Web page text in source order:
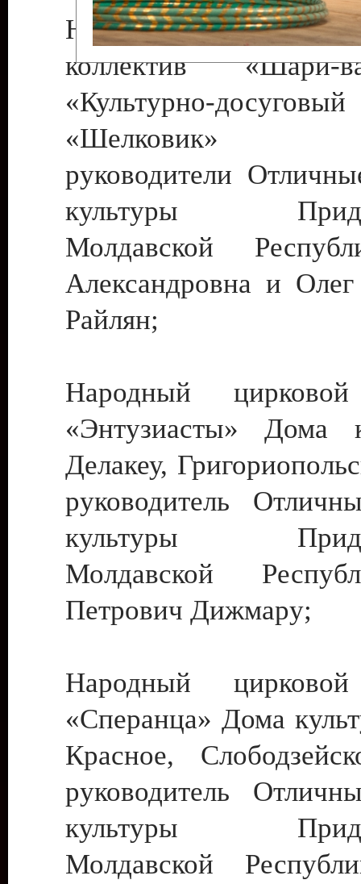
Народный цирковой
коллектив
«Культурно-
«Шелковик»
руководители
культуры
Молдавской
Александровна и
Райлян;
Народный цирковой
«Энтузиасты» Дома
Делакеу,
руководитель
культуры
Молдавской
Петрович Дижмару;
Народный цирковой
«Сперанца» Дома
Красное,
руководитель
культуры
Молдавской